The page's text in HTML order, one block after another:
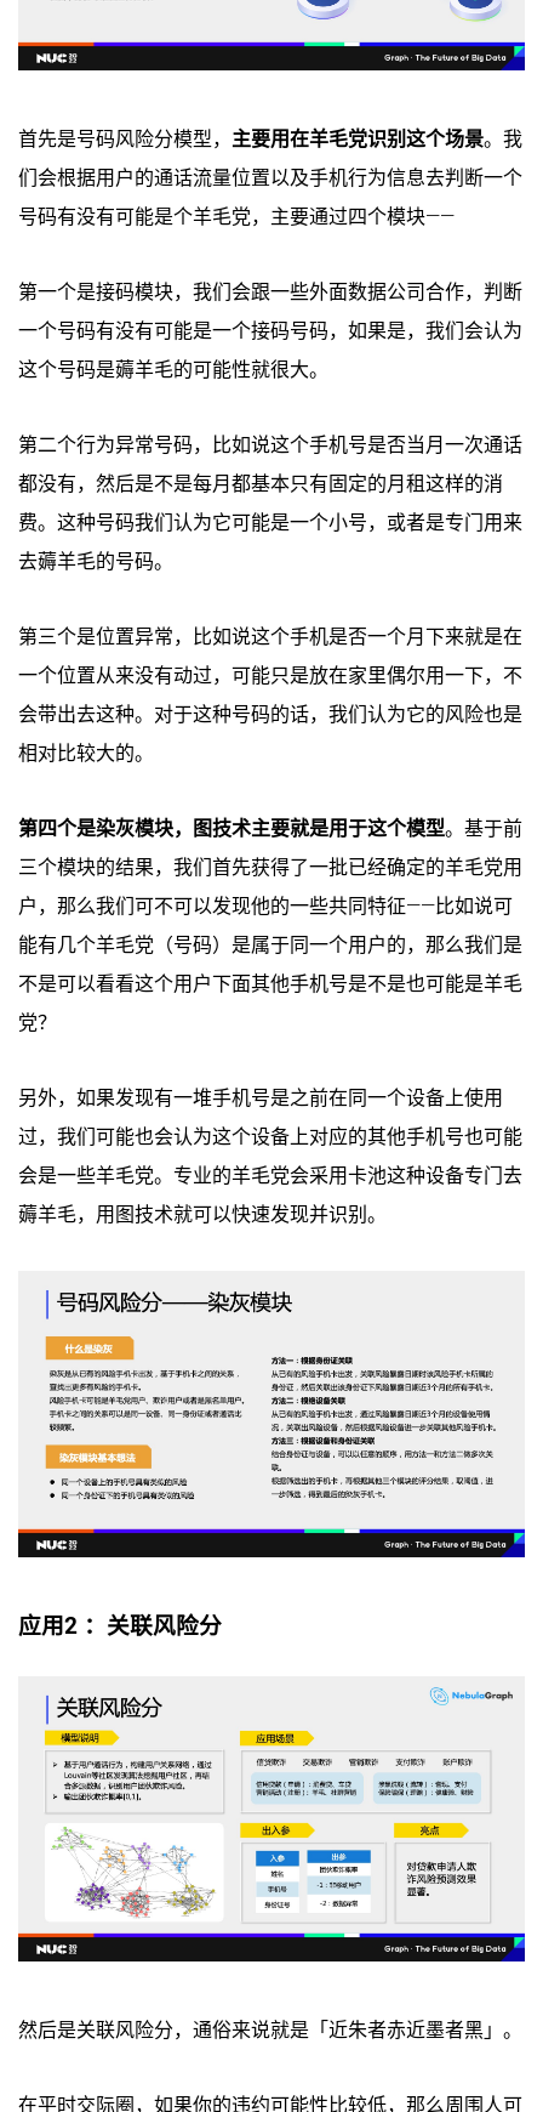
首先是号码风险分模型， 主要用在羊毛党识别这个场景。我
们会根据用户的通话流量位置以及手机行为信息去判断一个
号码有没有可能是个羊毛党，主要通过四个模块——
第一个是接码模块，我们会跟一些外面数据公司合作，判断
一个号码有没有可能是一个接码号码，如果是，我们会认为
这个号码是薅羊毛的可能性就很大。
第二个行为异常号码，比如说这个手机号是否当月一次通话
都没有，然后是不是每月都基本只有固定的月租这样的消
费。这种号码我们认为它可能是一个小号，或者是专门用来
去薅羊毛的号码。
第三个是位置异常，比如说这个手机是否一个月下来就是在
一个位置从来没有动过，可能只是放在家里偶尔用一下，不
会带出去这种。对于这种号码的话，我们认为它的风险也是
相对比较大的。
第四个是染灰模块，图技术主要就是用于这个模型。基于前
三个模块的结果，我们首先获得了一批已经确定的羊毛党用
户，那么我们可不可以发现他的一些共同特征——比如说可
能有几个羊毛党（号码）是属于同一个用户的，那么我们是
不是可以看看这个用户下面其他手机号是不是也可能是羊毛
党？
另外，如果发现有一堆手机号是之前在同一个设备上使用
过，我们可能也会认为这个设备上对应的其他手机号也可能
会是一些羊毛党。专业的羊毛党会采用卡池这种设备专门去
薅羊毛，用图技术就可以快速发现并识别。
应用2 ：关联风险分
然后是关联风险分，通俗来说就是「近朱者赤近墨者黑」。
在平时交际圈，如果你的违约可能性比较低，那么周围人可